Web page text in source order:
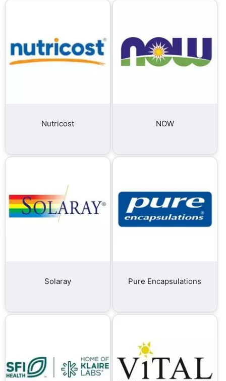
Nutricost NOW
Solaray Pure Encapsulations